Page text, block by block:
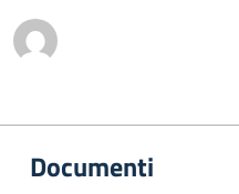
Documenti